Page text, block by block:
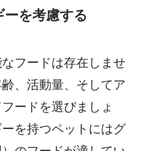
を考慮する
フードは存在しませ
、活動量、そしてア
ードを選びましょ
を持つペットにはグ